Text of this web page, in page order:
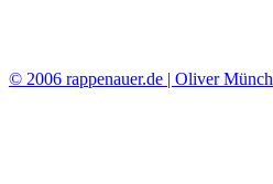
© 2006 rappenauer.de | Oliver Münch